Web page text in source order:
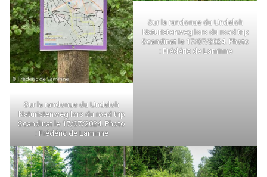
Sur la randonue du Undeloh
Naturistenweg lors du road trip
Scandinat le 17/07/2024. Photo
: Frédéric de Laminne
Sur la randonue du Undeloh
Naturistenweg lors du road trip
Scandinat le 17/07/2024. Photo
: Frédéric de Laminne